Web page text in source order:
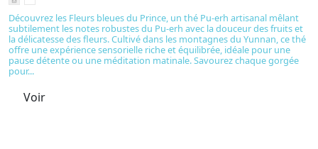
Découvrez les Fleurs bleues du Prince, un thé Pu-erh artisanal mêlant
subtilement les notes robustes du Pu-erh avec la douceur des fruits et
la délicatesse des fleurs. Cultivé dans les montagnes du Yunnan, ce thé
offre une expérience sensorielle riche et équilibrée, idéale pour une
pause détente ou une méditation matinale. Savourez chaque gorgée
pour...
Voir